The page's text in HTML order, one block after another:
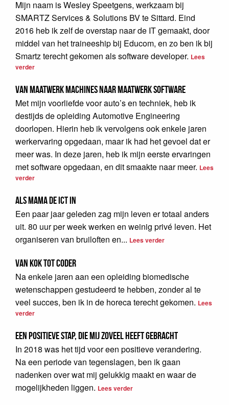
Mijn naam is Wesley Speetgens, werkzaam bij
SMARTZ Services & Solutions BV te Sittard. Eind
2016 heb ik zelf de overstap naar de IT gemaakt, door
middel van het traineeship bij Educom, en zo ben ik bij
Smartz terecht gekomen als software developer. Lees
verder
Van maatwerk machines naar maatwerk software
Met mijn voorliefde voor auto’s en techniek, heb ik
destijds de opleiding Automotive Engineering
doorlopen. Hierin heb ik vervolgens ook enkele jaren
werkervaring opgedaan, maar ik had het gevoel dat er
meer was. In deze jaren, heb ik mijn eerste ervaringen
met software opgedaan, en dit smaakte naar meer. Lees
verder
Als mama de ICT in
Een paar jaar geleden zag mijn leven er totaal anders
uit. 80 uur per week werken en weinig privé leven. Het
organiseren van bruiloften en... Lees verder
Van Kok tot Coder
Na enkele jaren aan een opleiding biomedische
wetenschappen gestudeerd te hebben, zonder al te
veel succes, ben ik in de horeca terecht gekomen. Lees
verder
Een positieve stap, die mij zoveel heeft gebracht
In 2018 was het tijd voor een positieve verandering.
Na een periode van tegenslagen, ben ik gaan
nadenken over wat mij gelukkig maakt en waar de
mogelijkheden liggen. Lees verder